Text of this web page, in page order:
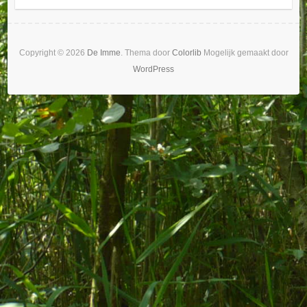
Copyright © 2026 De Imme. Thema door Colorlib Mogelijk gemaakt door
WordPress